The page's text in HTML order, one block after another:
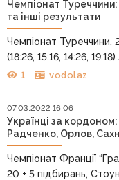
Чемпіонат
та інші результати
Чемпіонат Туреччини,
(18:26, 15:16, 14:26, 19:18)
1 vodolaz
07.03.2022 16:06
Українці за
Радченко, Орлов,
Чемпіонат Франції
20 + 5 підбирань,